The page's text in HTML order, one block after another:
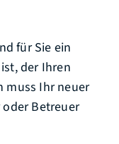
für Sie ein
der Ihren
muss Ihr neuer
Betreuer